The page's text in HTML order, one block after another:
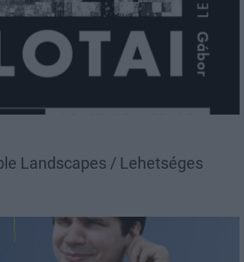
Landscapes / Lehetséges